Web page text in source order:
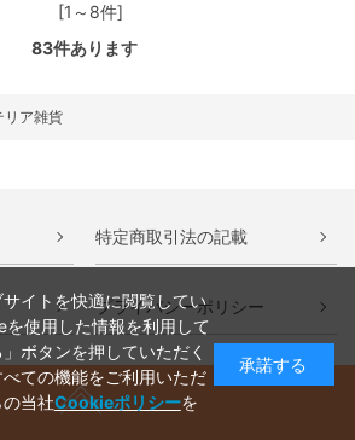
[1～8件]
83件あります
リア雑貨
特定商取引法の記載
プライバシーポリシー
イトを快適に閲覧してい
使用した情報を利用して
ボタンを押していただく
ての機能をご利用いただ
当社Cookieポリシーを
承諾する